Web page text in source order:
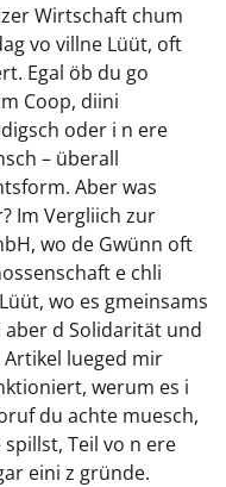
Wirtschaft chum
vo villne Lüüt, oft
Egal öb du go
Coop, diini
oder i n ere
– überall
Aber was
Im Vergliich zur
wo de Gwünn oft
e chli
wo es gmeinsams
d Solidarität und
lueged mir
werum es i
du achte muesch,
Teil vo n ere
eini z gründe.